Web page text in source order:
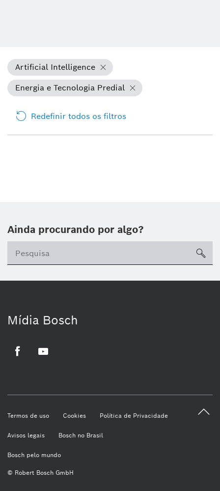
Artificial Intelligence
Energia e Tecnologia Predial
Redefinir todos os filtros
Ainda procurando por algo?
Mídia Bosch
© Robert Bosch GmbH
Termos de uso Cookies Política de Privacidade
Avisos legais Bosch no Brasil
Bosch pelo mundo